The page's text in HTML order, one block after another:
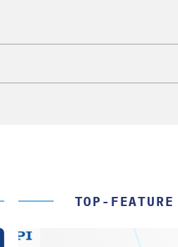
TOP-FEATURE